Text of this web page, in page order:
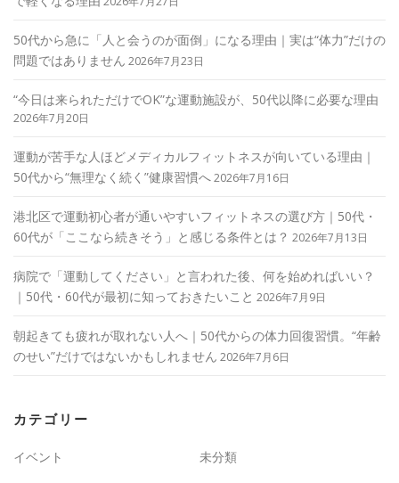
50代から急に「人と会うのが面倒」になる理由｜実は“体力”だけの
問題ではありません 2026年7月23日
“今日は来られただけでOK”な運動施設が、50代以降に必要な理由
2026年7月20日
運動が苦手な人ほどメディカルフィットネスが向いている理由｜
50代から“無理なく続く”健康習慣へ2026年7月16日
港北区で運動初心者が通いやすいフィットネスの選び方｜50代・
60代が「ここなら続きそう」と感じる条件とは？ 2026年7月13日
病院で「運動してください」と言われた後、何を始めればいい？
｜50代・60代が最初に知っておきたいこと 2026年7月9日
朝起きても疲れが取れない人へ｜50代からの体力回復習慣。“年齢
のせい”だけではないかもしれません 2026年7月6日
カテゴリー
イベント 未分類